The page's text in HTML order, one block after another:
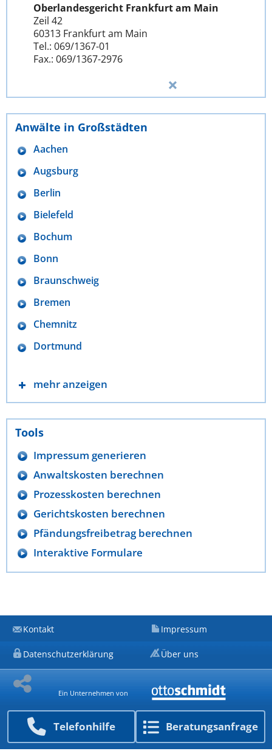
Telefon­hilfe Beratungs­anfrage
Oberlandesgericht Frankfurt am Main
Zeil 42
60313 Frankfurt am Main
Tel.: 069/1367-01
Fax.: 069/1367-2976
Anwälte in Großstädten
Aachen
Augsburg
Berlin
Bielefeld
Bochum
Bonn
Braunschweig
Bremen
Chemnitz
Dortmund
mehr anzeigen
Tools
Impressum generieren
Anwaltskosten berechnen
Prozesskosten berechnen
Gerichtskosten berechnen
Pfändungsfreibetrag berechnen
Interaktive Formulare
Kontakt Impressum
Datenschutzerklärung Über uns
Ein Unternehmen von